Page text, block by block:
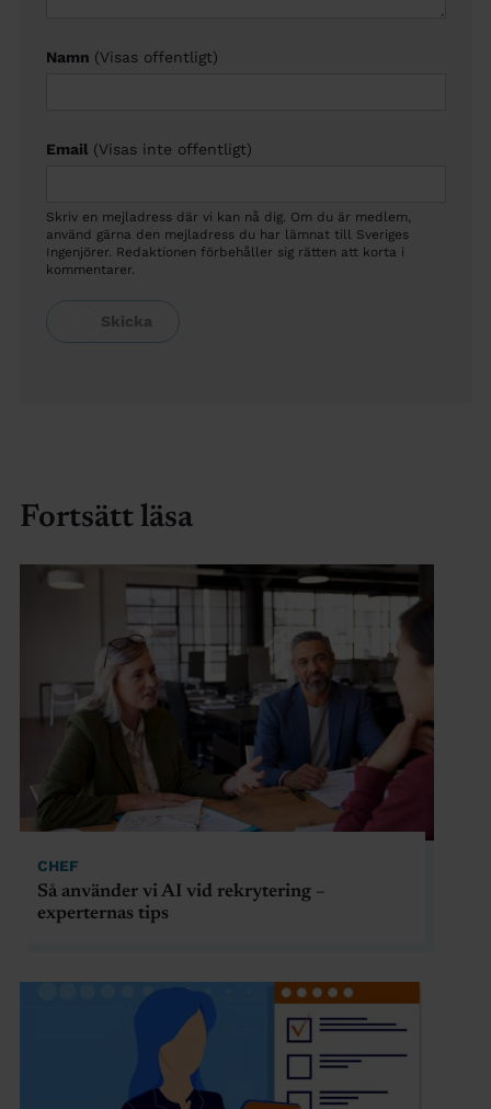
Namn (Visas offentligt)
Email (Visas inte offentligt)
Skriv en mejladress där vi kan nå dig. Om du är medlem,
använd gärna den mejladress du har lämnat till Sveriges
Ingenjörer. Redaktionen förbehåller sig rätten att korta i
kommentarer.
Fortsätt läsa
CHEF
Så använder vi AI vid rekrytering –
experternas tips